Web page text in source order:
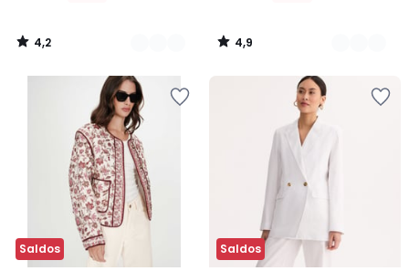
4,2
/
4,9
/
Saldos Saldos